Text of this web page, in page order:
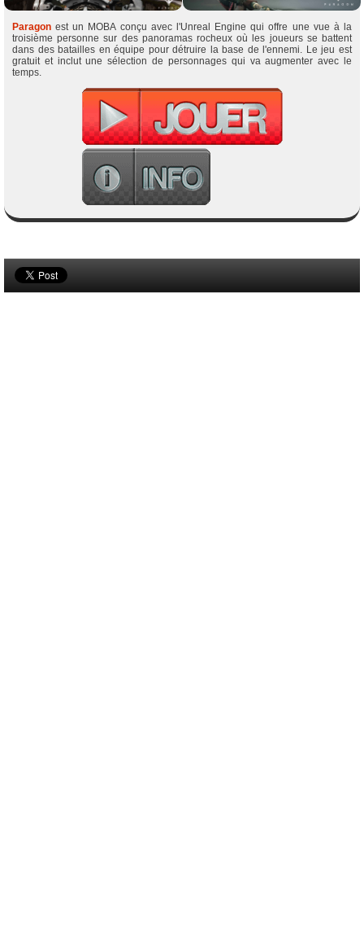
Paragon est un MOBA conçu avec l'Unreal Engine qui offre une vue à la
troisième personne sur des panoramas rocheux où les joueurs se battent
dans des batailles en équipe pour détruire la base de l'ennemi. Le jeu est
gratuit et inclut une sélection de personnages qui va augmenter avec le
temps.